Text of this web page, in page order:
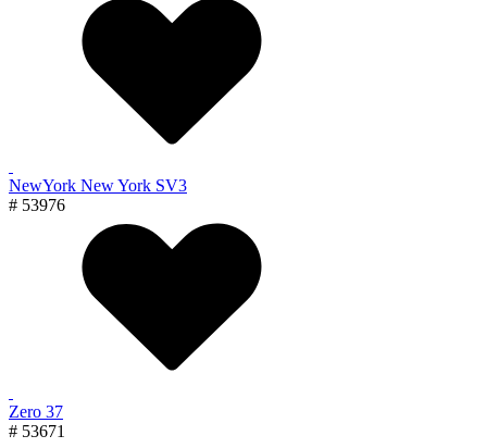
NewYork New York SV3
# 53976
Zero 37
# 53671